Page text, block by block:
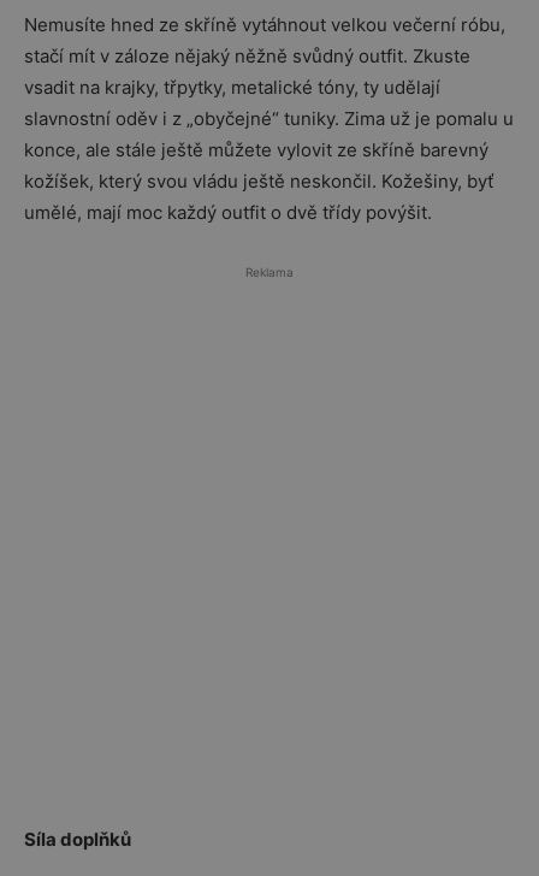
Nemusíte hned ze skříně vytáhnout velkou večerní róbu,
stačí mít v záloze nějaký něžně svůdný outfit. Zkuste
vsadit na krajky, třpytky, metalické tóny, ty udělají
slavnostní oděv i z „obyčejné“ tuniky. Zima už je pomalu u
konce, ale stále ještě můžete vylovit ze skříně barevný
kožíšek, který svou vládu ještě neskončil. Kožešiny, byť
umělé, mají moc každý outfit o dvě třídy povýšit.
Reklama
Síla doplňků